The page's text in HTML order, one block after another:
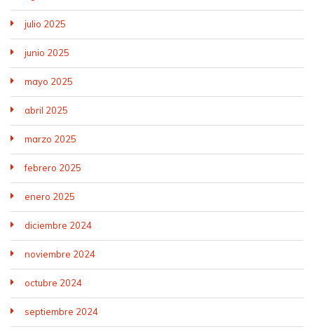
julio 2025
junio 2025
mayo 2025
abril 2025
marzo 2025
febrero 2025
enero 2025
diciembre 2024
noviembre 2024
octubre 2024
septiembre 2024